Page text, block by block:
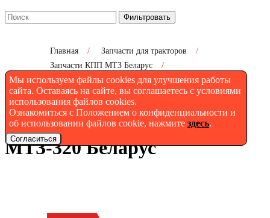
Мы используем файлы cookies для улучшения работы
сайта. Оставаясь на сайте, вы соглашаетесь с условиями
использования файлов cookies.
Ознакомиться с Положением о конфиденциальности и
об использовании файлов cookie, нажмите здесь.
Согласиться
Фильтровать
Главная / Запчасти для тракторов
/
Запчасти КПП МТЗ Беларус
/
325-1701003 Болт для КПП МТЗ-320 Беларус
325-1701003 Болт для КПП
МТЗ-320 Беларус